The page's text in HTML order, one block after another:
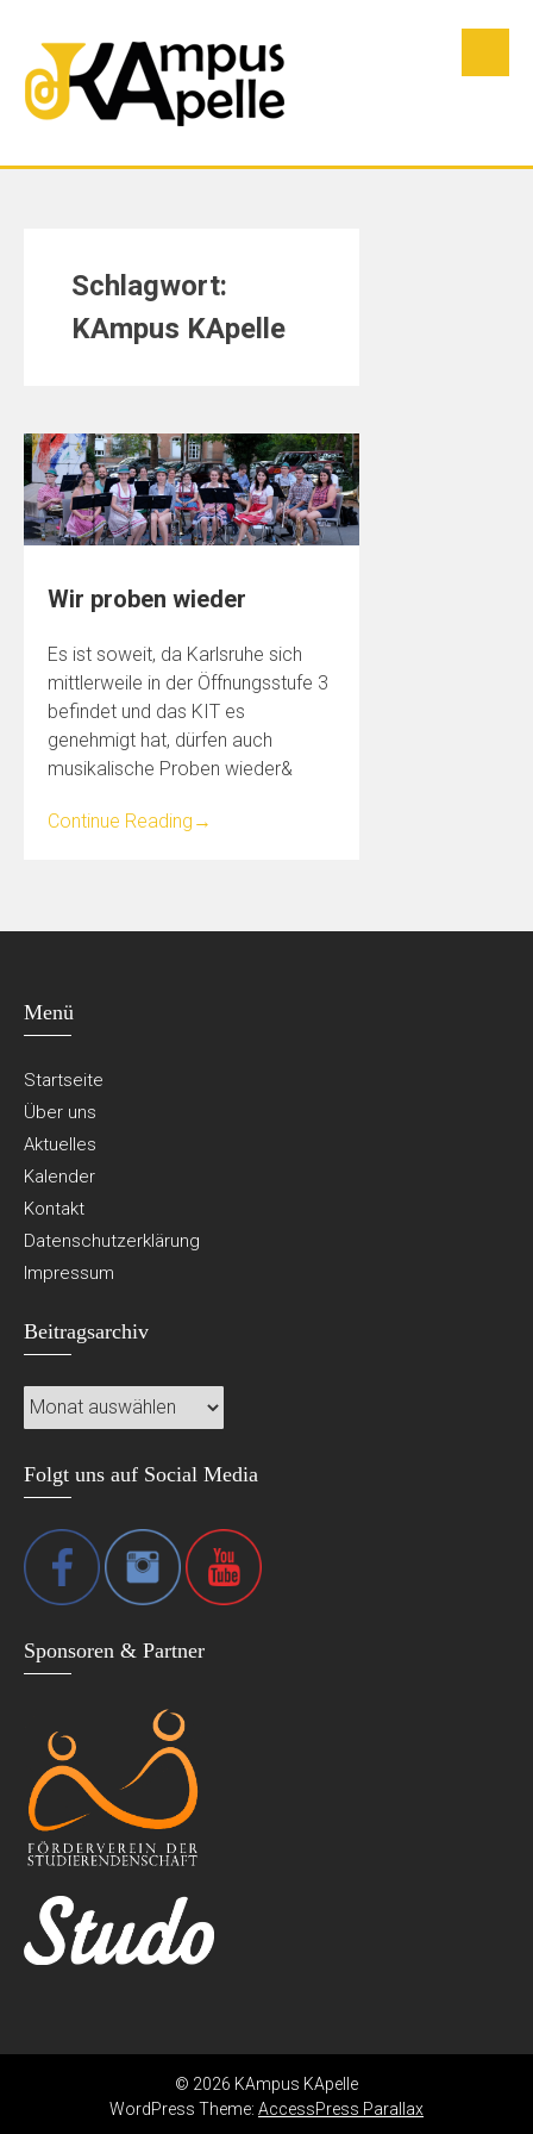
content
Schlagwort:
KAmpus KApelle
Wir proben wieder
Es ist soweit, da Karlsruhe sich
mittlerweile in der Öffnungsstufe 3
befindet und das KIT es
genehmigt hat, dürfen auch
musikalische Proben wieder&
Continue Reading →
Menü
Startseite
Über uns
Aktuelles
Kalender
Kontakt
Datenschutzerklärung
Impressum
Beitragsarchiv
Beitragsarchiv
Folgt uns auf Social Media
Sponsoren & Partner
© 2026 KAmpus KApelle
WordPress Theme: AccessPress Parallax